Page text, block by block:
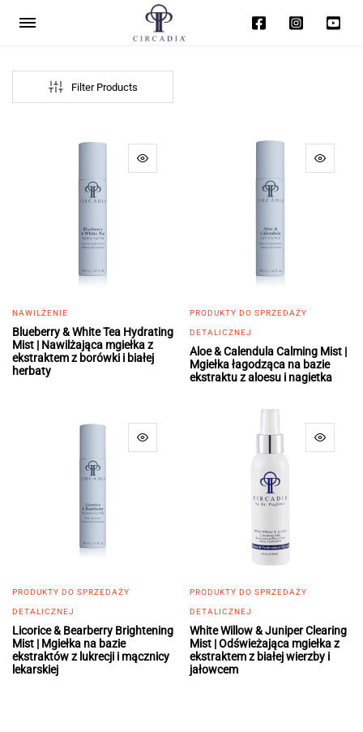
Filter Products
NAWILŻENIE
Blueberry & White Tea Hydrating
Mist | Nawilżająca mgiełka z
ekstraktem z borówki i białej
herbaty
PRODUKTY DO SPRZEDAŻY
DETALICZNEJ
Aloe & Calendula Calming Mist |
Mgiełka łagodząca na bazie
ekstraktu z aloesu i nagietka
PRODUKTY DO SPRZEDAŻY
DETALICZNEJ
Licorice & Bearberry Brightening
Mist | Mgiełka na bazie
ekstraktów z lukrecji i mącznicy
lekarskiej
PRODUKTY DO SPRZEDAŻY
DETALICZNEJ
White Willow & Juniper Clearing
Mist | Odświeżająca mgiełka z
ekstraktem z białej wierzby i
jałowcem